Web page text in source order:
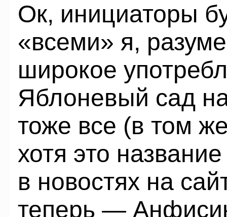
Ок, инициаторы
«всеми» я,
широкое
Яблоневый сад
тоже все (в том
хотя это
в новостях на
теперь —